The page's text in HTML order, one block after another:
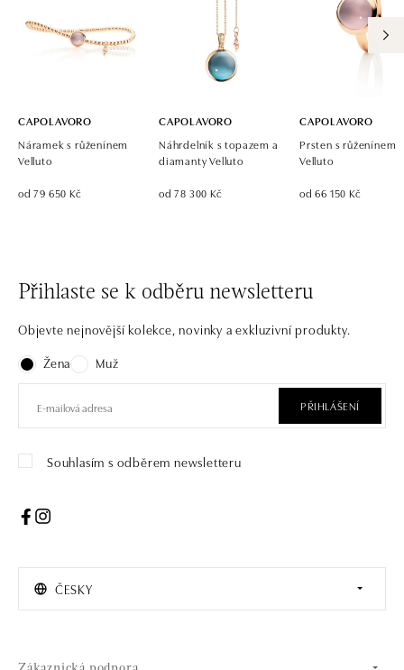
CAPOLAVORO
Náramek s růženínem
Velluto
od 79 650 Kč
CAPOLAVORO
Náhrdelník s topazem a
diamanty Velluto
od 78 300 Kč
CAPOLAVORO
Prsten s růženínem
Velluto
od 66 150 Kč
Přihlaste se k odběru newsletteru
Objevte nejnovější kolekce, novinky a exkluzivní produkty.
Žena
Muž
PŘIHLÁŠENÍ
Souhlasím s odběrem newsletteru
ČESKY